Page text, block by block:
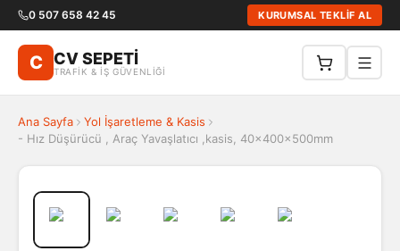
0 507 658 42 45 KURUMSAL TEKLİF AL
C CV SEPETİ
TRAFİK & İŞ GÜVENLİĞİ
Ana Sayfa
Yol İşaretleme & Kasis
- Hız Düşürücü , Araç Yavaşlatıcı ,kasis, 40x400x500mm